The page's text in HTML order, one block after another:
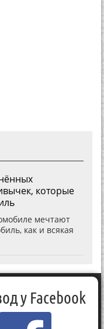
которые
мечтают
как и всякая
у Facebook